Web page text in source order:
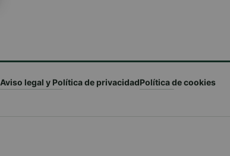
Aviso legal y Política de privacidadPolítica de cookies